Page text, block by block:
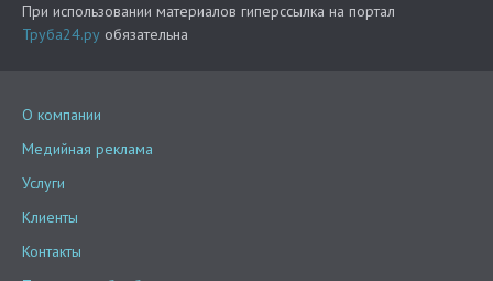
При использовании материалов гиперссылка на портал
Труба24.ру обязательна
О компании
Медийная реклама
Услуги
Клиенты
Контакты